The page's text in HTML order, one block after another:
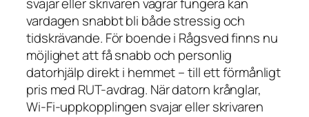
svajar eller skrivaren vägrar fungera kan
vardagen snabbt bli både stressig och
tidskrävande. För boende i Rågsved finns nu
möjlighet att få snabb och personlig
datorhjälp direkt i hemmet – till ett förmånligt
pris med RUT-avdrag. När datorn krånglar,
Wi-Fi-uppkopplingen svajar eller skrivaren